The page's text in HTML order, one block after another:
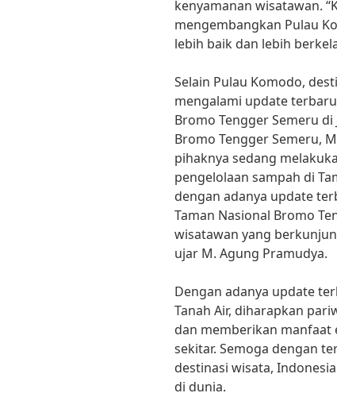
kenyamanan wisatawan.
mengembangkan Pulau
lebih baik dan lebih
Selain Pulau Komodo,
mengalami update
Bromo Tengger Semeru di
Bromo Tengger Semeru,
pihaknya sedang
pengelolaan sampah di
dengan adanya update
Taman Nasional Bromo
wisatawan yang
ujar M. Agung Pramudya.
Dengan adanya update
Tanah Air, diharapkan
dan memberikan manfaat
sekitar. Semoga dengan
destinasi wisata,
di dunia.